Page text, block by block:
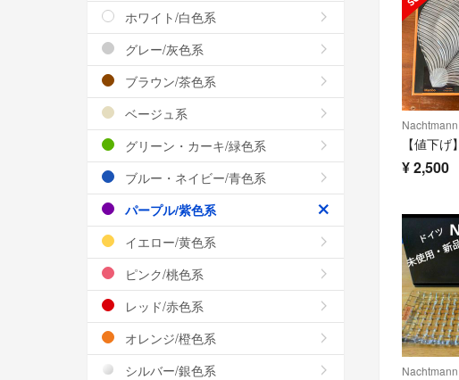
Nachtmann
¥2,500
Nachtmann
ホワイト/白色系
グレー/灰色系
ブラウン/茶色系
ベージュ系
グリーン・カーキ/緑色系
ブルー・ネイビー/青色系
パープル/紫色系
イエロー/黄色系
ピンク/桃色系
レッド/赤色系
オレンジ/橙色系
シルバー/銀色系